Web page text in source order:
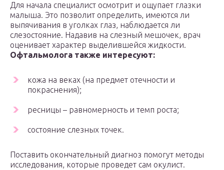
Для начала специалист осмотрит и ощупает глазки
малыша. Это позволит определить, имеются ли
выпячивания в уголках глаз, наблюдается ли
слезостояние. Надавив на слезный мешочек, врач
оценивает характер выделившейся жидкости.
Офтальмолога также интересуют:
кожа на веках (на предмет отечности и
покраснения);
ресницы – равномерность и темп роста;
состояние слезных точек.
Поставить окончательный диагноз помогут методы
исследования, которые проведет сам окулист.